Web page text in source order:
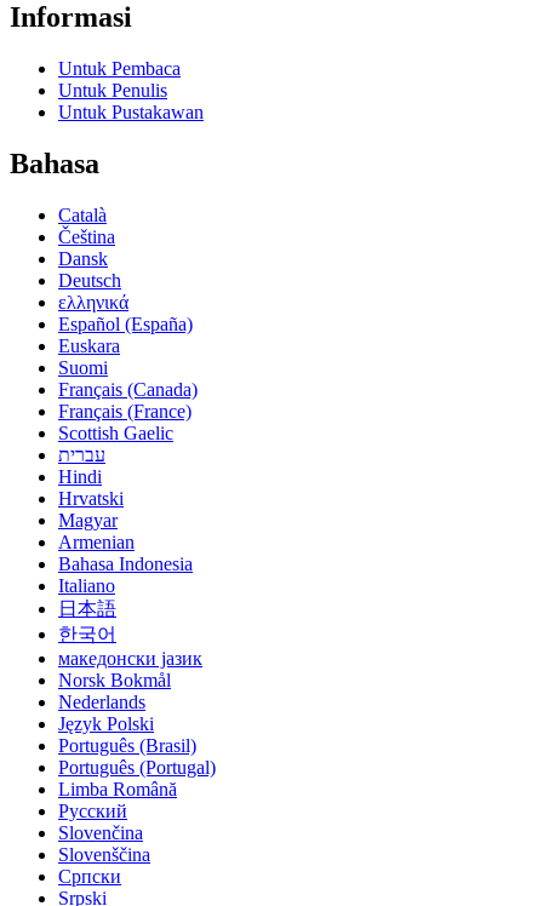
Informasi
Untuk Pembaca
Untuk Penulis
Untuk Pustakawan
Bahasa
Català
Čeština
Dansk
Deutsch
ελληνικά
Español (España)
Euskara
Suomi
Français (Canada)
Français (France)
Scottish Gaelic
עברית
Hindi
Hrvatski
Magyar
Armenian
Bahasa Indonesia
Italiano
日本語
한국어
македонски јазик
Norsk Bokmål
Nederlands
Język Polski
Português (Brasil)
Português (Portugal)
Limba Română
Русский
Slovenčina
Slovenščina
Cрпски
Srpski